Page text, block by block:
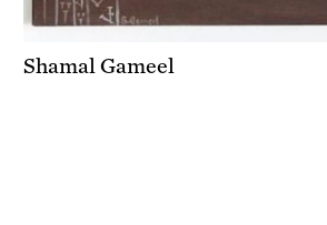
Shamal Gameel